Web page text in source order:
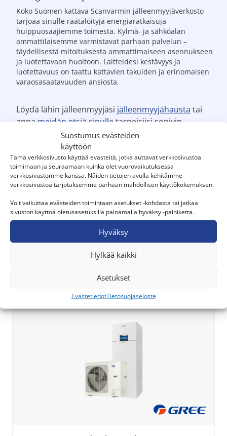
Suostumus evästeiden
käyttöön
Tämä verkkosivusto käyttää evästeitä, jotka auttavat verkkosivustoa
toimimaan ja seuraamaan kuinka olet vuorovaikutuksessa
verkkosivustomme kanssa. Näiden tietojen avulla kehitämme
verkkosivustoa tarjotaksemme parhaan mahdollisen käyttökokemuksen.
Voit vaikuttaa evästeiden toimintaan asetukset -kohdasta tai jatkaa
sivuston käyttöä oletusasetuksilla painamalla hyväksy -painiketta.
Hyväksy
Hylkää kaikki
Asetukset
EvästetiedotTietosuojaseloste
Koko Suomen kattava Scanvarmin jälleenmyyjäverkosto
tarjoaa sinulle räätälöityjä energiaratkaisuja
huippuosaajiemme toimesta. Kylmä- ja sähköalan
ammattilaisemme varmistavat parhaan palvelun –
täydellisestä mitoituksesta ammattimaiseen asennukseen
ja luotettavaan huoltoon. Laitteidesi kestävyys ja
luotettavuus on taattu kattavien takuiden ja erinomaisen
varaosasaatavuuden ansiosta.
Löydä lähin jälleenmyyjäsi jälleenmyyjähausta tai
anna meidän etsiä sinulle tarpeisiisi sopivin
jälleenmyyjä.
Scanvarmin jälleenmyyjiltä ilma-
vesilämpöpumput ja niiden huolto
Myrskylässä ja lähialueilla